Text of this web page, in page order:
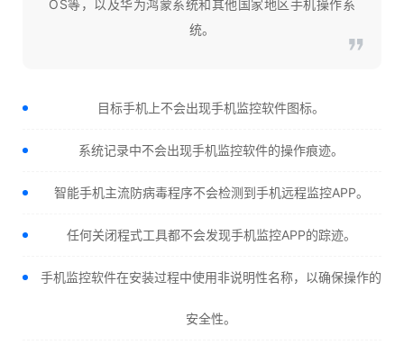
OS等，以及华为鸿蒙系统和其他国家地区手机操作系
统。
目标手机上不会出现手机监控软件图标。
系统记录中不会出现手机监控软件的操作痕迹。
智能手机主流防病毒程序不会检测到手机远程监控APP。
任何关闭程式工具都不会发现手机监控APP的踪迹。
手机监控软件在安装过程中使用非说明性名称，以确保操作的
安全性。